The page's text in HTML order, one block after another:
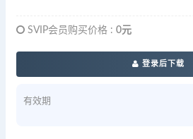
SVIP会员购买价格 : 0元
登录后下载
有效期